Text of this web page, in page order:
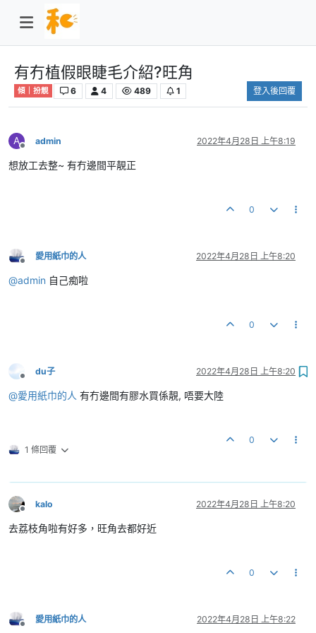
有冇植假眼睫毛介紹?旺角
傾｜扮靚 6 4 489 1 登入後回覆
A
離線
admin 2022年4月28日 上午8:19
想放工去整~ 有冇邊間平靚正
0
離線
愛用紙巾的人 2022年4月28日 上午8:20
@admin 自己痴啦
0
離線
du子 2022年4月28日 上午8:20
@愛用紙巾的人 有冇邊間有膠水買係靚, 唔要大陸
1 條回覆
0
離線
kalo 2022年4月28日 上午8:20
去荔枝角啦有好多，旺角去都好近
0
離線
愛用紙巾的人 2022年4月28日 上午8:22